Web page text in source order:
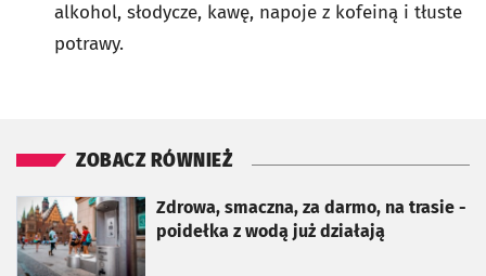
alkohol, słodycze, kawę, napoje z kofeiną i tłuste
potrawy.
ZOBACZ RÓWNIEŻ
Zdrowa, smaczna, za darmo, na trasie -
poidełka z wodą już działają
otworzy się w nowej karcie